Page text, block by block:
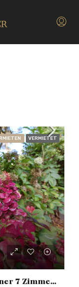
VERMIETET
Rosige Zeiten in Rosengartener 7 Zimmer Wohnung